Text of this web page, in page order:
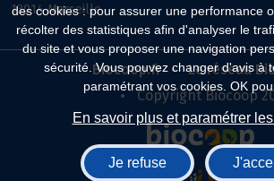
des cookies : pour assurer une performance
récolter des statistiques afin d'analyser le
du site et vous proposer une navigation
sécurité. Vous pouvez changer d'avis à
paramétrant vos cookies. OK
En savoir plus et paramétrer
Je refuse
13014 Marseille
Biocoop.fr
Le réseau
Copyright Biocoop